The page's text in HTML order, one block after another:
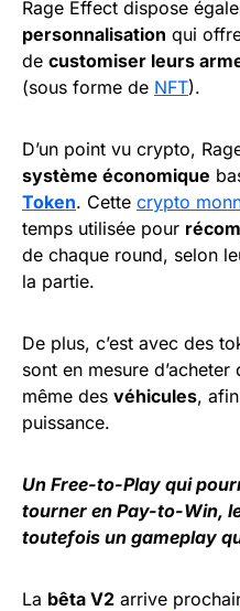
Rage Effect dispose
personnalisation qui
de customiser leurs
(sous forme de NFT).
D’un point vu crypto,
système économique
Token. Cette crypto
temps utilisée pour
de chaque round, selon
la partie.
De plus, c’est avec des
sont en mesure d’acheter
même des véhicules,
puissance.
Un Free-to-Play qui
tourner en Pay-to-Win,
toutefois un gameplay
La bêta V2 arrive